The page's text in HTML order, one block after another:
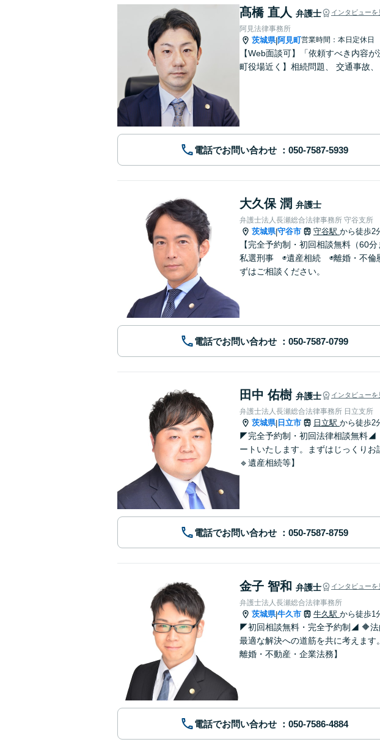
髙橋 直人 弁護士 インタビューを
阿見法律事務所
茨城県|阿見町営業時間：本日定休日
【Web面談可】「依頼すべき内容
町役場近く】相続問題、 交通事故
電話でお問い合わせ
大久保 潤 弁護士
弁護士法人長瀬総合法律事務所 守谷支所
茨城県|守谷市 守谷駅 から徒歩2
【完全予約制・初回相談無料（60
私選刑事 ◉遺産相続 ◉離婚・不倫
ずはご相談ください。
電話でお問い合わせ
田中 佑樹 弁護士 インタビューを
弁護士法人長瀬総合法律事務所 日立支所
茨城県| 日立市 日立駅 から徒歩2
◤完全予約制・初回法律相談無料◢
ートいたします。まずはじっくり
🔹遺産相続等】
電話でお問い合わせ
金子 智和 弁護士 インタビューを
弁護士法人長瀬総合法律事務所
茨城県|牛久市 牛久駅 から徒歩1
◤初回相談無料・完全予約制◢ 🔶法
最適な解決への道筋を共に考えま
離婚・不動産・企業法務】
電話でお問い合わせ